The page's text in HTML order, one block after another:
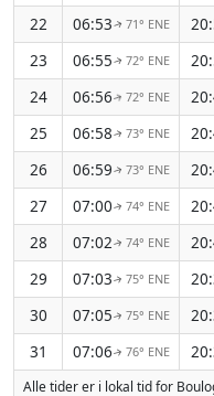
22
06:53↑ 71° ENE
23
06:55↑ 72° ENE
24
06:56↑ 72° ENE
25
06:58↑ 73° ENE
26
06:59↑ 73° ENE
27
07:00↑ 74° ENE
28
07:02↑ 74° ENE
29
07:03↑ 75° ENE
30
07:05↑ 75° ENE
31
07:06↑ 76° ENE
Alle tider er i lokal tid for